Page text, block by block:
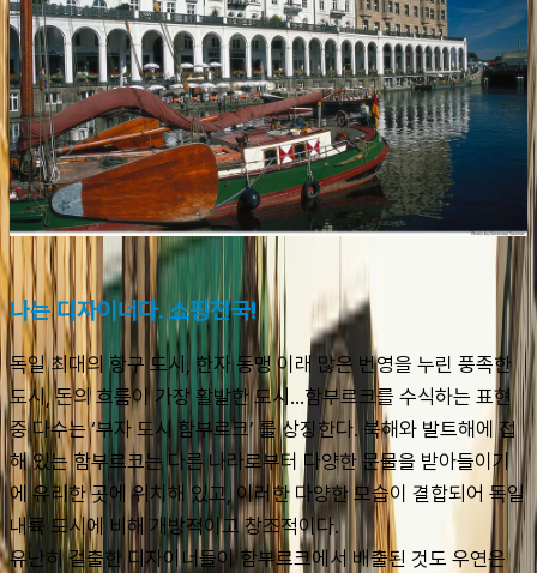
나는 디자이너다. 쇼핑천국!
독일 최대의 항구 도시, 한자 동맹 이래 많은 번영을 누린 풍족한
도시, 돈의 흐름이 가장 활발한 도시…함부르크를 수식하는 표현
중 다수는 ‘부자 도시 함부르크’ 를 상징한다. 북해와 발트해에 접
해 있는 함부르크는 다른 나라로부터 다양한 문물을 받아들이기
에 유리한 곳에 위치해 있고, 이러한 다양한 모습이 결합되어 독일
내륙 도시에 비해 개방적이고 창조적이다.
유난히 걸출한 디자이너들이 함부르크에서 배출된 것도 우연은